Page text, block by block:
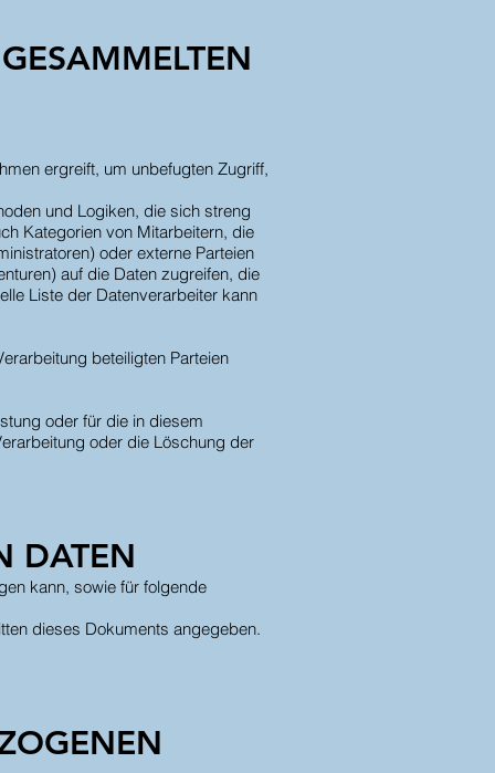
ergreift, um unbefugten Zugriff,
und Logiken, die sich streng
Kategorien von Mitarbeitern, die
oder externe Parteien
auf die Daten zugreifen, die
Liste der Datenverarbeiter kann
beteiligten Parteien
oder für die in diesem
oder die Löschung der
DATEN
kann, sowie für folgende
dieses Dokuments angegeben.​